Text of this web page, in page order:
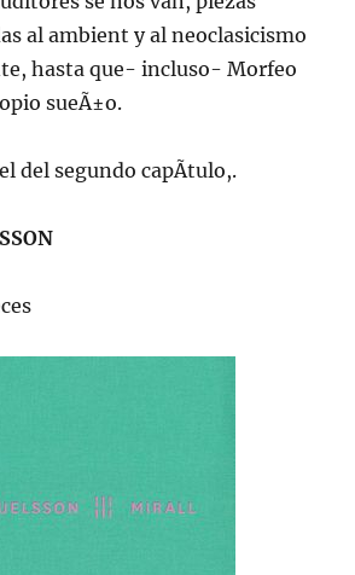
al ambient y al neoclasicismo
hasta que- incluso- Morfeo
sueÃ±o.
del segundo capÃ­tulo,.